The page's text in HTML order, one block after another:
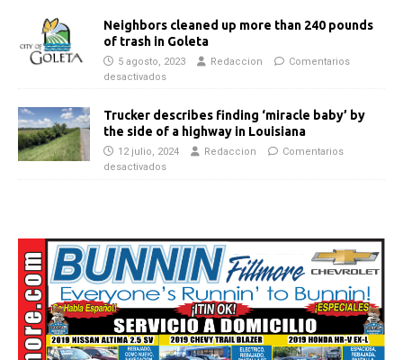
Neighbors cleaned up more than 240 pounds
of trash in Goleta
5 agosto, 2023 Redaccion
Comentarios
desactivados
Trucker describes finding ‘miracle baby’ by
the side of a highway in Louisiana
12 julio, 2024 Redaccion
Comentarios
desactivados